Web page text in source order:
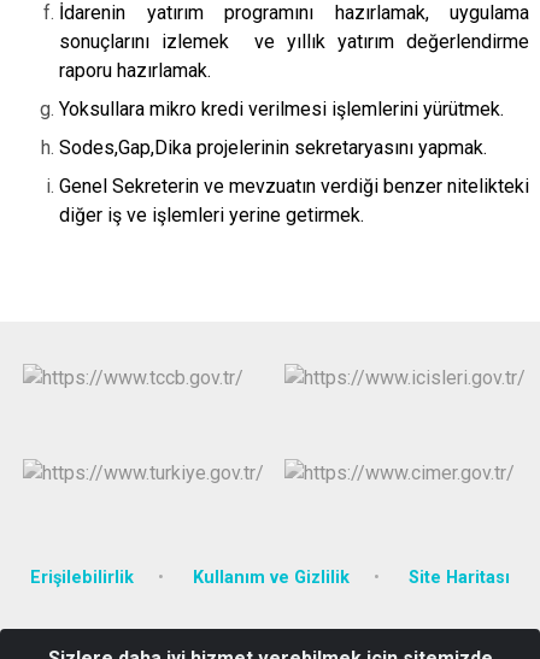
İdarenin yatırım programını hazırlamak, uygulama
sonuçlarını izlemek ve yıllık yatırım değerlendirme
raporu hazırlamak.
Yoksullara mikro kredi verilmesi işlemlerini yürütmek.
Sodes,Gap,Dika projelerinin sekretaryasını yapmak.
Genel Sekreterin ve mevzuatın verdiği benzer nitelikteki
diğer iş ve işlemleri yerine getirmek.
Erişilebilirlik Kullanım ve Gizlilik Site Haritası